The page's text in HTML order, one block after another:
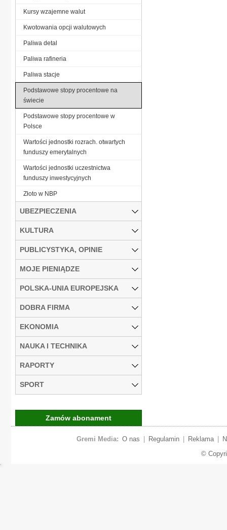
Kursy wzajemne walut
Kwotowania opcji walutowych
Paliwa detal
Paliwa rafineria
Paliwa stacje
Podstawowe stopy procentowe na
świecie
Podstawowe stopy procentowe w
Polsce
Wartości jednostki rozrach. otwartych
funduszy emerytalnych
Wartości jednostki uczestnictwa
funduszy inwestycyjnych
Złoto w NBP
UBEZPIECZENIA
KULTURA
PUBLICYSTYKA, OPINIE
MOJE PIENIĄDZE
POLSKA-UNIA EUROPEJSKA
DOBRA FIRMA
EKONOMIA
NAUKA I TECHNIKA
RAPORTY
SPORT
Zamów abonament
Gremi Media: O nas Regulamin Reklama
©